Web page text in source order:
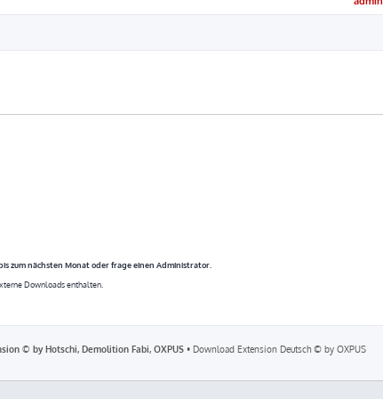
zum nächsten Monat oder frage einen Administrator.
Downloads enthalten.
© by Hotschi, Demolition Fabi, OXPUS• Download Extension Deutsch © by OXPUS